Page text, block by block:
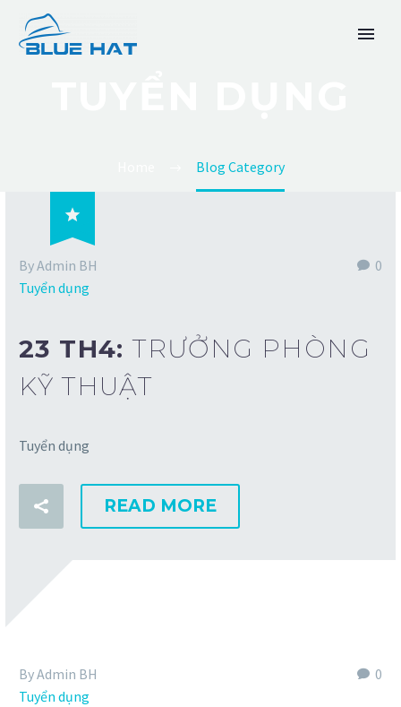
Blog Category

0
By Admin BH
Tuyển dụng
23 TH4:TRƯỞNG PHÒNG
KỸ THUẬT
Tuyển dụng
READ MORE
0
By Admin BH
Tuyển dụng